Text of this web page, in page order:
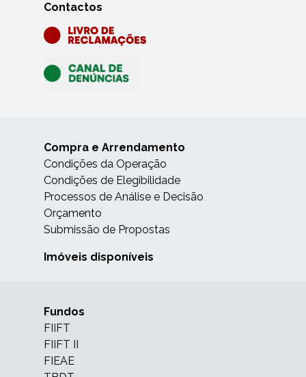
Contactos
Compra e Arrendamento
Condições da Operação
Condições de Elegibilidade
Processos de Análise e Decisão
Orçamento
Submissão de Propostas
Imóveis disponíveis
Fundos
FIIFT
FIIFT II
FIEAE